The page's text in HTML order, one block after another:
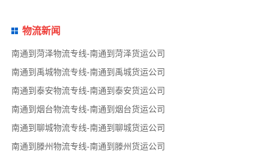
物流新闻
南通到菏泽物流专线-南通到菏泽货运公司
南通到禹城物流专线-南通到禹城货运公司
南通到泰安物流专线-南通到泰安货运公司
南通到烟台物流专线-南通到烟台货运公司
南通到聊城物流专线-南通到聊城货运公司
南通到滕州物流专线-南通到滕州货运公司